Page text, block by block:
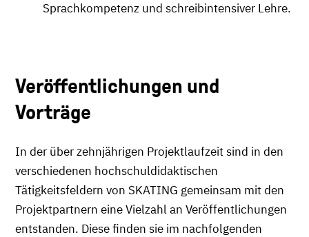
Sprachkompetenz und schreibintensiver Lehre.
Veröffentlichungen und
Vorträge
In der über zehnjährigen Projektlaufzeit sind in den
verschiedenen hochschuldidaktischen
Tätigkeitsfeldern von SKATING gemeinsam mit den
Projektpartnern eine Vielzahl an Veröffentlichungen
entstanden. Diese finden sie im nachfolgenden